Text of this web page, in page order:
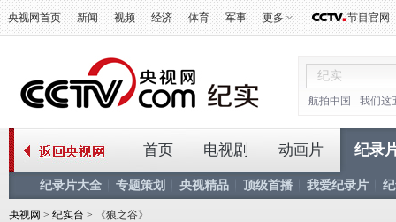
央视网首页 新闻 视频 经济 体育 军事 更多 节目官网
航拍中国 我们这
首页 电视剧 动画片 纪录
纪录片大全 专题策划 央视精品 顶级首播 我爱纪录片
央视网 > 纪实台 > 《狼之谷》